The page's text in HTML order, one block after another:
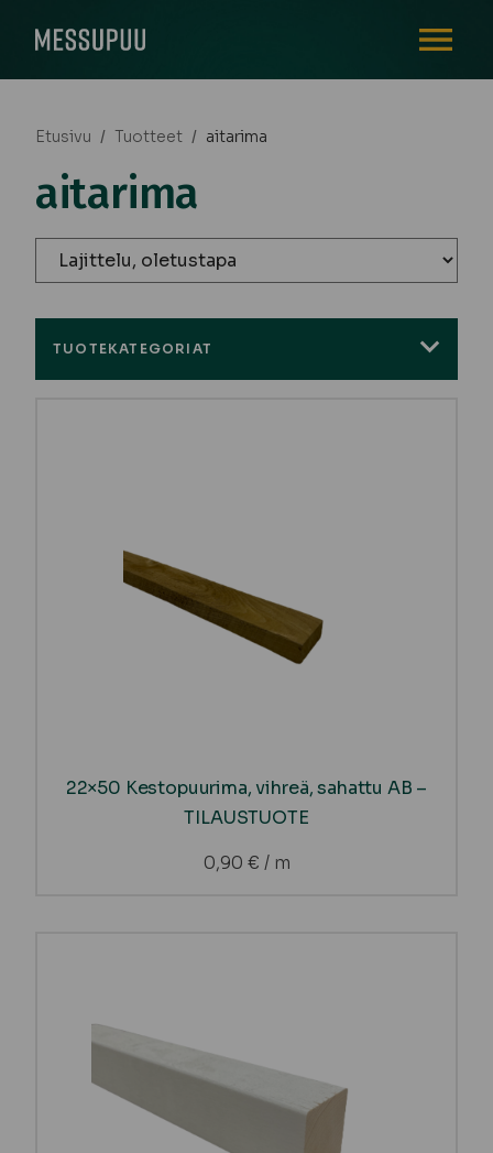
Etusivu / Tuotteet / aitarima
aitarima
TUOTEKATEGORIAT
22×50 Kestopuurima, vihreä, sahattu AB –
TILAUSTUOTE
0,90 € / m